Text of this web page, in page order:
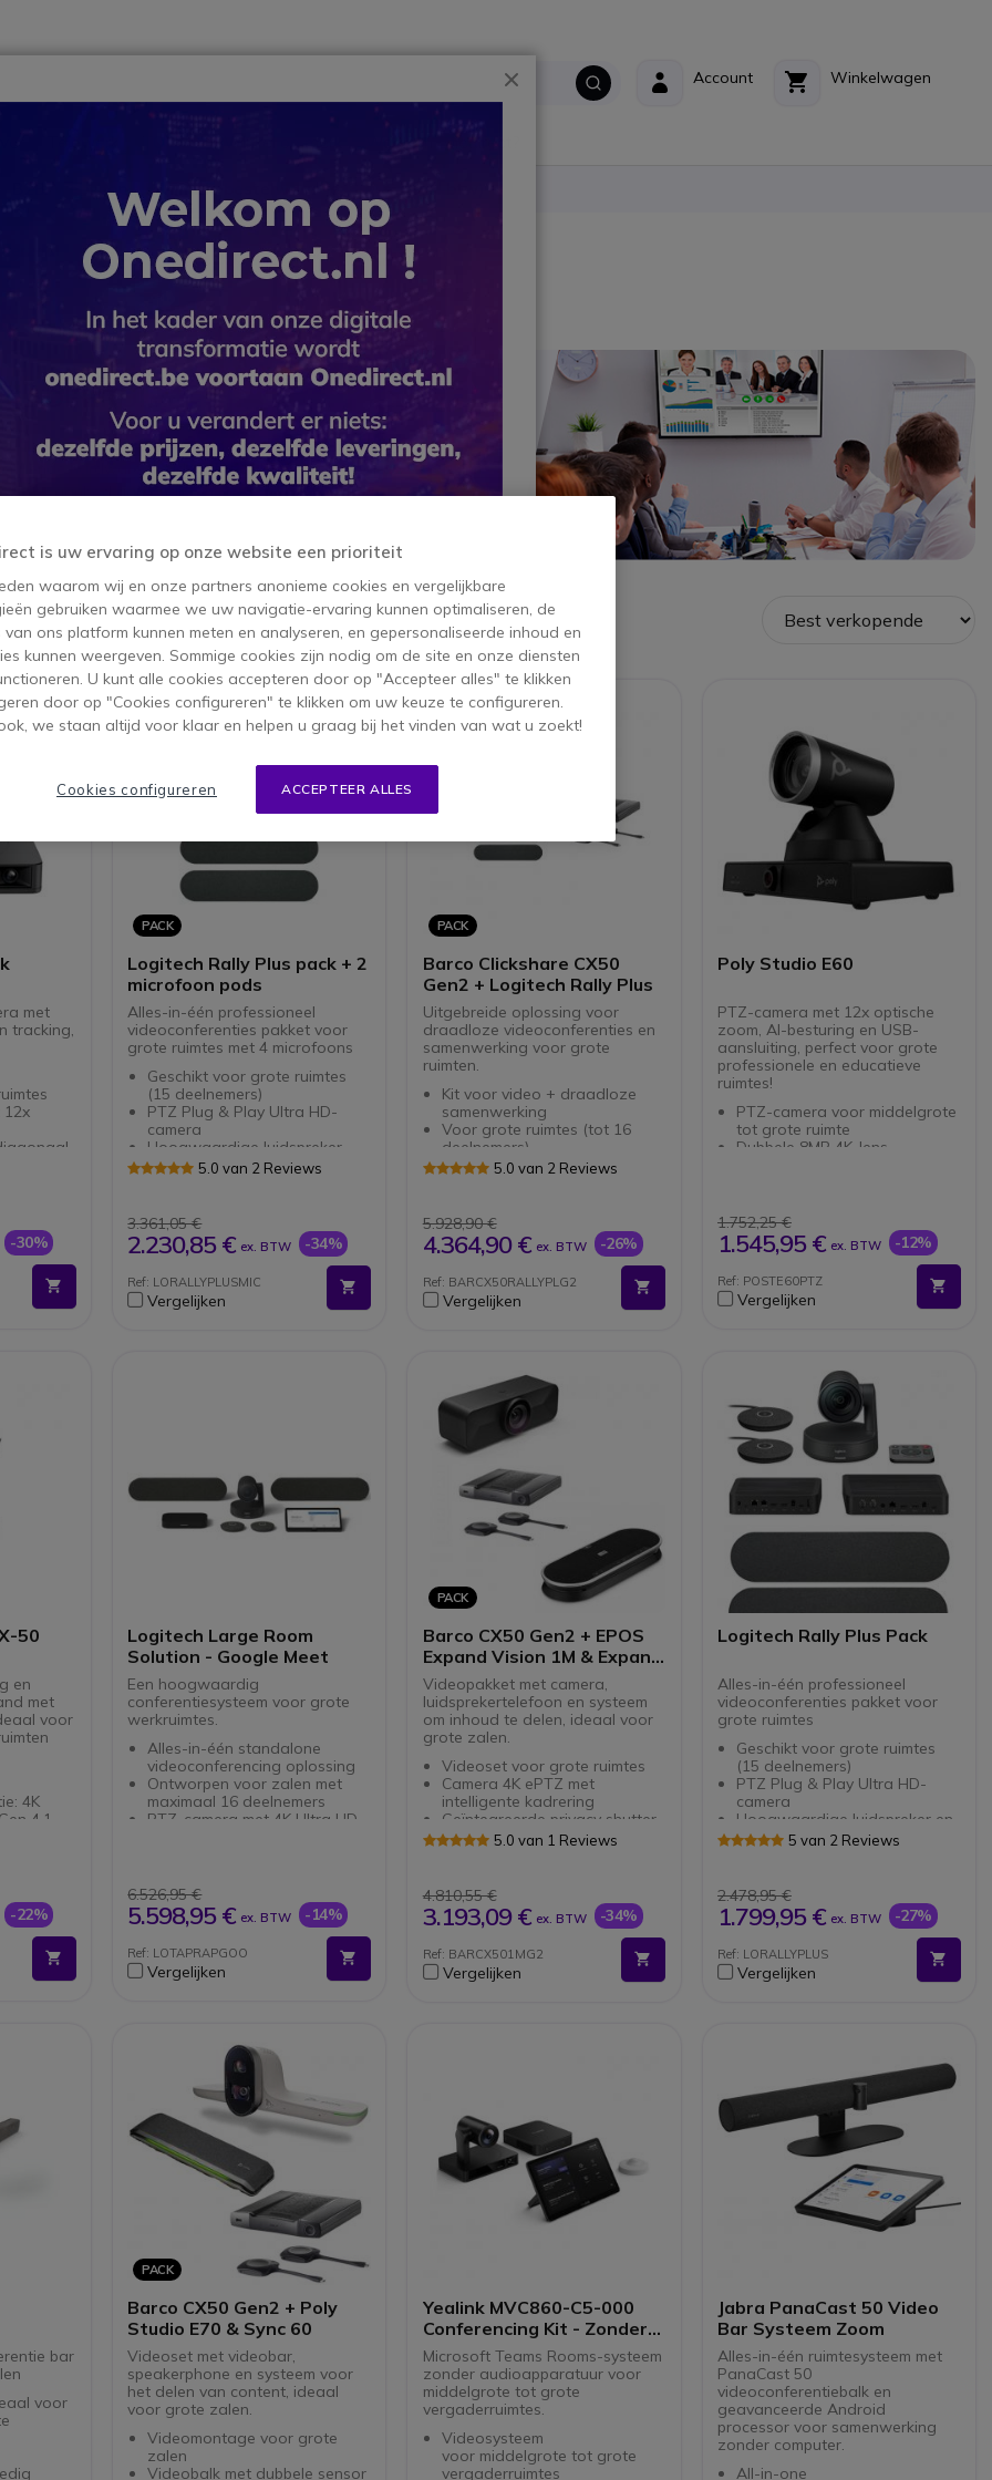
Winkelwagen
Account
Waarom Onedirect?
B2B-webshop – Minimale bestelwaarde: 300 € (excl. btw)
oplossing voor een grote vergaderruimte, wij hebben een
hardware die ideaal te gebruiken zijn voor uw
ons aanbod aan audio en video technology van
Logitech, AVer & meer.
1-40 van 52
met
tracking,
12x
en
PTZ-
-30%
PACK
Logitech Rally Plus pack + 2
microfoon pods
Alles-in-één professioneel
videoconferenties pakket voor
grote ruimtes met 4 microfoons
Geschikt voor grote ruimtes
(15 deelnemers)
PTZ Plug & Play Ultra HD-
camera
Hoogwaardige luidspreker
RightSense-technologie
Inclusief Rallyhub 4 rallymic
pods en afstandsbediening
5.0 van 2 Reviews
3.361,05 €
2.230,85 € ex. BTW -34%
Ref: LORALLYPLUSMIC
Vergelijken
PACK
Barco Clickshare CX50
Gen2 + Logitech Rally Plus
Uitgebreide oplossing voor
draadloze videoconferenties en
samenwerking voor grote
ruimten.
Kit voor video + draadloze
samenwerking
Voor grote ruimtes (tot 16
deelnemers)
4K-camera met automatische
met 4 microfoons
360°-opname met echo-
onderdrukking
verbindingen
BYOD delen via ClickShare of
Compatibel met alle
platformen
5 jaar garantie met SmartCare
5.0 van 2 Reviews
5.928,90 €
4.364,90 € ex. BTW -26%
Ref: BARCX50RALLYPLG2
Vergelijken
Poly Studio E60
PTZ-camera met 12x optische
zoom, AI-besturing en USB-
aansluiting, perfect voor grote
professionele en educatieve
ruimtes!
PTZ-camera voor middelgrote
tot grote ruimte
Dubbele 8MP 4K-lens
groepsframing
Plug&Play-verbinding via USB-
B
Poly Lens-software: beheer op
afstand en hardwareanalyse
Compatibel met alle
1.752,25 €
1.545,95 € ex. BTW -12%
Ref: POSTE60PTZ
Vergelijken
50
en
met
voor
4K
4.1
op de
op
-22%
Logitech Large Room
Solution - Google Meet
Een hoogwaardig
conferentiesysteem voor grote
werkruimtes.
Alles-in-één standalone
videoconferencing oplossing
Ontworpen voor zalen met
maximaal 16 deelnemers
PTZ-camera met 4K Ultra HD-
Krachtige 76 mm luidspreker
Onderdrukking van trillingen
van camera en microfoon
omnidirectionele microfoons
360° spraakontvangst binnen
10" (25cm) touch screen
Ondersteuning voor hands-
free "Hey Google" bediening
Alles-in-een Google Meet
intelligent systeem inbegrepen
Gecertificeerde en toegewijde
Google Meet oplossing
6.526,95 €
5.598,95 € ex. BTW -14%
Ref: LOTAPRAPGOO
Vergelijken
PACK
Barco CX50 Gen2 + EPOS
Expand Vision 1M & Expand
80T
Videopakket met camera,
luidsprekertelefoon en systeem
om inhoud te delen, ideaal voor
grote zalen.
Videoset voor grote ruimtes
Camera 4K ePTZ met
intelligente kadrering
Geïntegreerde privacy shutter
Speakerphone krachtige
metonderdrukkingvan echo en
ruis
Opschaalbaar via
Volledige BYOD ondersteuning
2-knops ClickShare USB-C Gen
5.0 van 1 Reviews
4.810,55 €
3.193,09 € ex. BTW -34%
Ref: BARCX501MG2
Vergelijken
Logitech Rally Plus Pack
Alles-in-één professioneel
videoconferenties pakket voor
grote ruimtes
Geschikt voor grote ruimtes
(15 deelnemers)
PTZ Plug & Play Ultra HD-
camera
Hoogwaardige luidspreker en
RightSense-technologie
Inclusief Rallyhub 2 rallymic
pods en afstandsbediening
5 van 2 Reviews
2.478,95 €
1.799,95 € ex. BTW -27%
Ref: LORALLYPLUS
Vergelijken
bar
voor
PACK
Barco CX50 Gen2 + Poly
Studio E70 & Sync 60
Videoset met videobar,
speakerphone en systeem voor
het delen van content, ideaal
voor grote zalen.
Videomontage voor grote
zalen
Videobalk met dubbele sensor
Yealink MVC860-C5-000
Conferencing Kit - Zonder
Audio
Microsoft Teams Rooms-systeem
zonder audioapparatuur voor
middelgrote tot grote
vergaderruimtes.
Videosysteem
voor middelgrote tot grote
vergaderruimtes
Jabra PanaCast 50 Video
Bar Systeem Zoom
Alles-in-één ruimtesysteem met
PanaCast 50
videoconferentiebalk en
geavanceerde Android
processor voor samenwerking
zonder computer.
All-in-one
is uw ervaring op onze website een prioriteit
waarom wij en onze partners anonieme cookies en vergelijkbare
gebruiken waarmee we uw navigatie-ervaring kunnen optimaliseren, de
ons platform kunnen meten en analyseren, en gepersonaliseerde inhoud en
kunnen weergeven. Sommige cookies zijn nodig om de site en onze diensten
U kunt alle cookies accepteren door op "Accepteer alles" te klikken
door op "Cookies configureren" te klikken om uw keuze te configureren.
we staan altijd voor klaar en helpen u graag bij het vinden van wat u zoekt!
ACCEPTEER ALLES
Cookies configureren